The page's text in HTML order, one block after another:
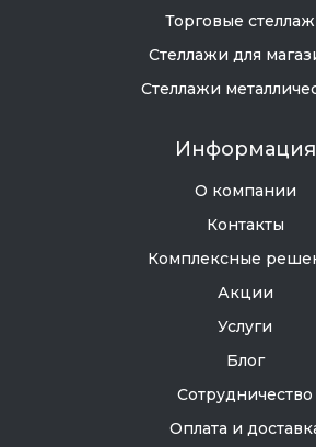
Торговые
Стеллажи для
Стеллажи
Информация
О компании
Контакты
Комплексные
Акции
Услуги
Блог
Сотрудничество
Оплата и